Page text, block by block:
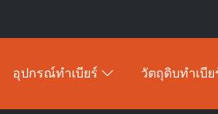
อุปกรณ์ทำเบียร์ วัตถุดิบทำเบีย